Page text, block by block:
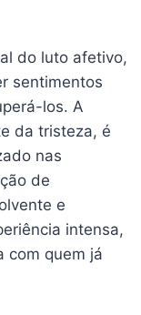
do luto afetivo,
sentimentos
los. A
da tristeza, é
nas
de
e
intensa,
com quem já